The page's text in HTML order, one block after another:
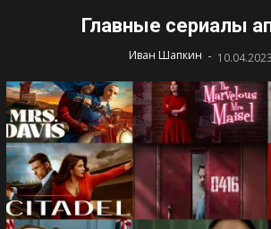
Главные сериалы
Иван Шапкин - 10.04.2023